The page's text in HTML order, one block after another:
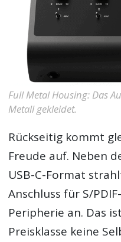
Full Metal Housing: Das
Metall gekleidet.
Rückseitig kommt
Freude auf. Neben
USB-C-Format
Anschluss für S/
Peripherie an. Das
Preisklasse keine